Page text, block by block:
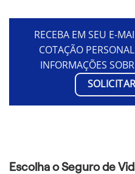
RECEBA EM SEU E-
COTAÇÃO
INFORMAÇÕES
Escolha o Seguro de